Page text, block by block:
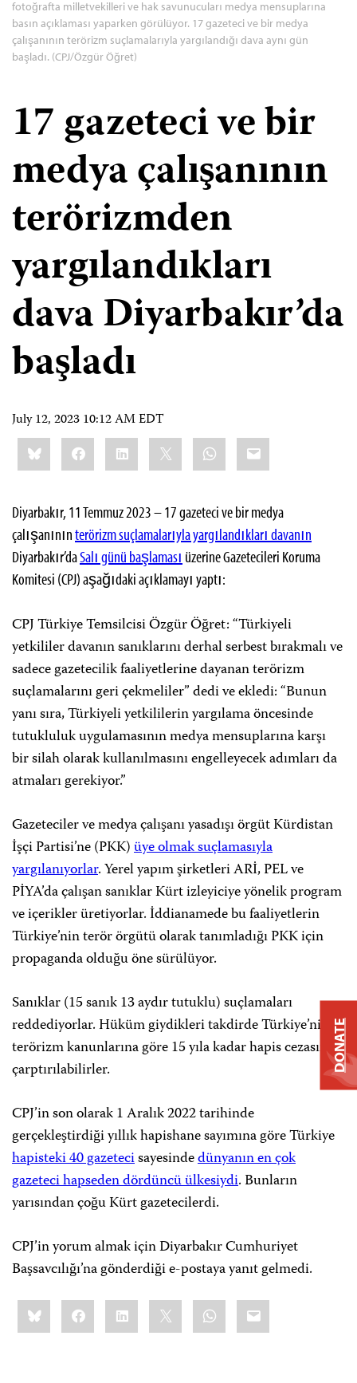
fotoğrafta milletvekilleri ve hak savunucuları medya mensuplarına
basın açıklaması yaparken görülüyor. 17 gazeteci ve bir medya
çalışanının terörizm suçlamalarıyla yargılandığı dava aynı gün
başladı. (CPJ/Özgür Öğret)
17 gazeteci ve bir
medya çalışanının
terörizmden
yargılandıkları
dava Diyarbakır’da
başladı
July 12, 2023 10:12 AM EDT
Share
this:BlueskyFacebookLinkedIn WhatsApp
Email
Diyarbakır, 11 Temmuz 2023 – 17 gazeteci ve bir medya
çalışanınınterörizm suçlamalarıyla yargılandıkları davanın
Diyarbakır’daSalı günü başlaması üzerine Gazetecileri Koruma
Komitesi (CPJ) aşağıdaki açıklamayı yaptı:
CPJ Türkiye Temsilcisi Özgür Öğret: “Türkiyeli
yetkililer davanın sanıklarını derhal serbest bırakmalı ve
sadece gazetecilik faaliyetlerine dayanan terörizm
suçlamalarını geri çekmeliler” dedi ve ekledi: “Bunun
yanı sıra, Türkiyeli yetkililerin yargılama öncesinde
tutukluluk uygulamasının medya mensuplarına karşı
bir silah olarak kullanılmasını engelleyecek adımları da
atmaları gerekiyor.”
Gazeteciler ve medya çalışanı yasadışı örgüt Kürdistan
İşçi Partisi’ne (PKK)üye olmak suçlamasıyla
yargılanıyorlar. Yerel yapım şirketleri ARİ, PEL ve
PİYA’da çalışan sanıklar Kürt izleyiciye yönelik program
ve içerikler üretiyorlar. İddianamede bu faaliyetlerin
Türkiye’nin terör örgütü olarak tanımladığı PKK için
propaganda olduğu öne sürülüyor.
Sanıklar (15 sanık 13 aydır tutuklu) suçlamaları
reddediyorlar. Hüküm giydikleri takdirde Türkiye’nin
terörizm kanunlarına göre 15 yıla kadar hapis cezasına
çarptırılabilirler.
CPJ’in son olarak 1 Aralık 2022 tarihinde
gerçekleştirdiği yıllık hapishane sayımına göre Türkiye
hapisteki 40 gazetecisayesindedünyanın en çok
gazeteci hapseden dördüncü ülkesiydi. Bunların
yarısından çoğu Kürt gazetecilerdi.
CPJ’in yorum almak için Diyarbakır Cumhuriyet
Başsavcılığı’na gönderdiği e-postaya yanıt gelmedi.
Share
this:BlueskyFacebookLinkedIn WhatsApp
Email
DONATE